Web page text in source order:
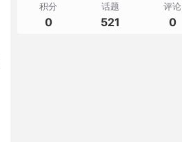
积分
0
话题
521
评论
0